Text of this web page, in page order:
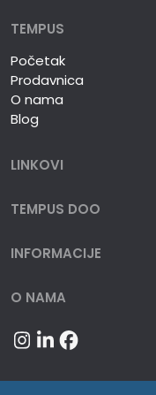
TEMPUS
Početak
Prodavnica
O nama
Blog
LINKOVI
TEMPUS DOO
INFORMACIJE
O NAMA